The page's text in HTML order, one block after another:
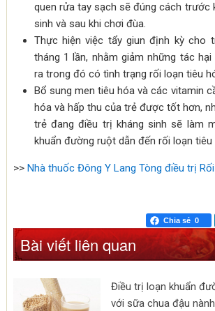
quen rửa tay sạch sẽ đúng cách trước
sinh và sau khi chơi đùa.
Thực hiện việc tẩy giun định kỳ cho
tháng 1 lần, nhằm giảm những tác
ra trong đó có tình trạng rối loạn tiêu
Bổ sung men tiêu hóa và các vitamin
hóa và hấp thu của trẻ được tốt hơn,
trẻ đang điều trị kháng sinh sẽ làm
khuẩn đường ruột dẫn đến rối loạn tiêu
>> Nhà thuốc Đông Y Lang Tòng điều trị
Chia sẻ 0
Bài viết liên quan
Điều trị loạn khuẩn
với sữa chua đậu nành